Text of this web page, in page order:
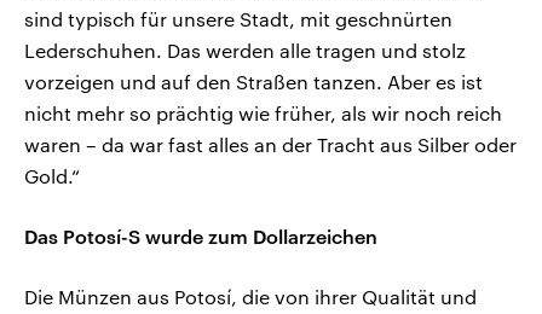
sind typisch für unsere Stadt, mit geschnürten
Lederschuhen. Das werden alle tragen und stolz
vorzeigen und auf den Straßen tanzen. Aber es ist
nicht mehr so prächtig wie früher, als wir noch reich
waren – da war fast alles an der Tracht aus Silber oder
Gold.“
Das Potosí-S wurde zum Dollarzeichen
Die Münzen aus Potosí, die von ihrer Qualität und